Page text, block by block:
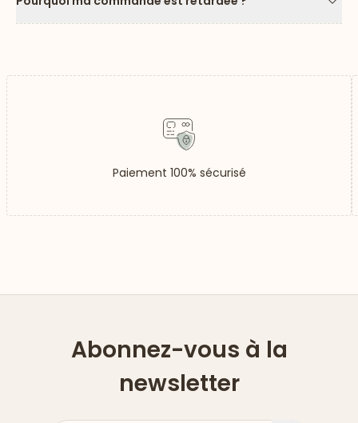
Paiement 100% sécurisé
Abonnez-vous à la
newsletter